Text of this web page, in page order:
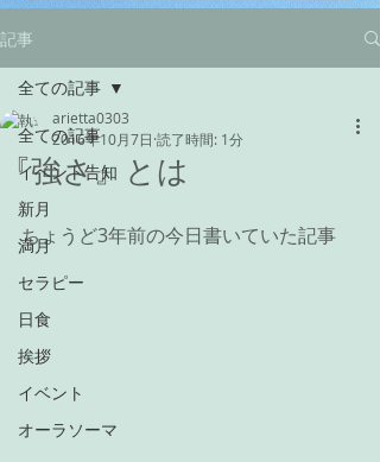
記事
全ての記事
イベント告知
新月
満月
セラピー
日食
挨拶
イベント
オーラソーマ
全ての記事
『強さ』とは
arietta0303
2016年10月7日 読了時間: 1分
ちょうど3年前の今日書いていた記事